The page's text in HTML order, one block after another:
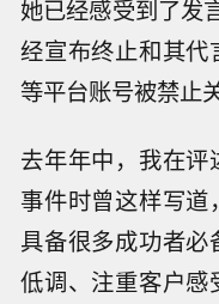
她已经感受到了发
经宣布终止和其
等平台账号被禁止
去年年中，我在
事件时曾这样写
具备很多成功者必
低调、注重客户感